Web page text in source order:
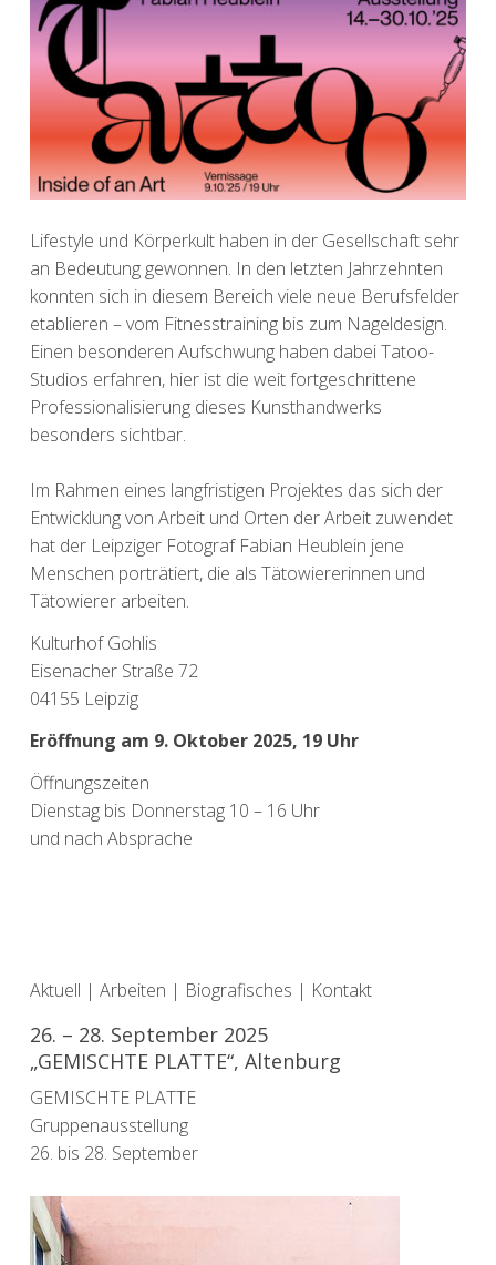
Lifestyle und Körperkult haben in der Gesellschaft sehr
an Bedeutung gewonnen. In den letzten Jahrzehnten
konnten sich in diesem Bereich viele neue Berufsfelder
etablieren – vom Fitnesstraining bis zum Nageldesign.
Einen besonderen Aufschwung haben dabei Tatoo-
Studios erfahren, hier ist die weit fortgeschrittene
Professionalisierung dieses Kunsthandwerks
besonders sichtbar.
Im Rahmen eines langfristigen Projektes das sich der
Entwicklung von Arbeit und Orten der Arbeit zuwendet
hat der Leipziger Fotograf Fabian Heublein jene
Menschen porträtiert, die als Tätowiererinnen und
Tätowierer arbeiten.
Kulturhof Gohlis
Eisenacher Straße 72
04155 Leipzig
Eröffnung am 9. Oktober 2025, 19 Uhr
Öffnungszeiten
Dienstag bis Donnerstag 10 – 16 Uhr
und nach Absprache
Aktuell | Arbeiten | Biografisches | Kontakt
26. – 28. September 2025
„GEMISCHTE PLATTE“, Altenburg
GEMISCHTE PLATTE
Gruppenausstellung
26. bis 28. September